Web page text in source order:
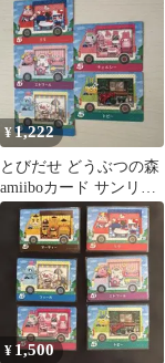
¥1,222
とびだせ どうぶつの森
amiiboカード サンリオ
5枚セット
¥ 1,500